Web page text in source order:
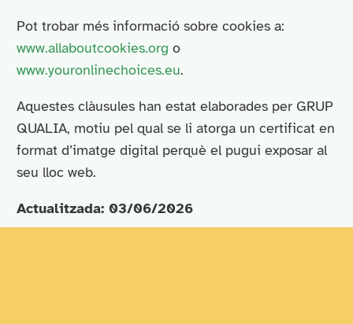
Pot trobar més informació sobre cookies a:
www.allaboutcookies.org o
www.youronlinechoices.eu.
Aquestes clàusules han estat elaborades per GRUP
QUALIA, motiu pel qual se li atorga un certificat en
format d’imatge digital perquè el pugui exposar al
seu lloc web.
Actualitzada: 03/06/2026